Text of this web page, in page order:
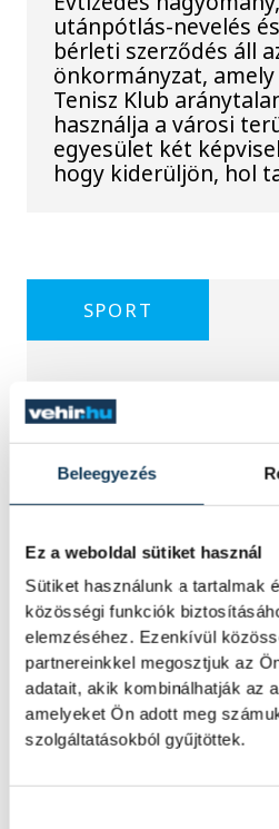
Beleegyezés
Ez a weboldal sütiket használ
Sütiket használunk a tartalmak
közösségi funkciók
elemzéséhez. Ezenkívül
partnereinkkel megosztjuk az
adatait, akik kombinálhatják az
amelyeket Ön adott meg
szolgáltatásokból gyűjtöttek.
utánpótlás-nevelés
bérleti szerződés áll
önkormányzat,
Tenisz Klub
használja a városi
egyesület két
hogy kiderüljön, hol
SPORT
Vitális Milán
AEK Athénhoz
Barnabást is
Betlehem
dolgozik,
környezetben